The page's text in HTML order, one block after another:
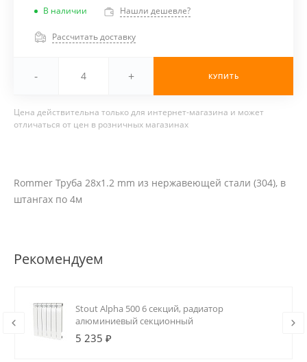
В наличии Нашли дешевле?
Рассчитать доставку
- + КУПИТЬ
Цена действительна только для интернет-магазина и может
отличаться от цен в розничных магазинах
Rommer Труба 28х1.2 mm из нержавеющей стали (304), в
штангах по 4м
Рекомендуем
Stout Alpha 500 6 секций, радиатор
алюминиевый секционный
5 235 ₽